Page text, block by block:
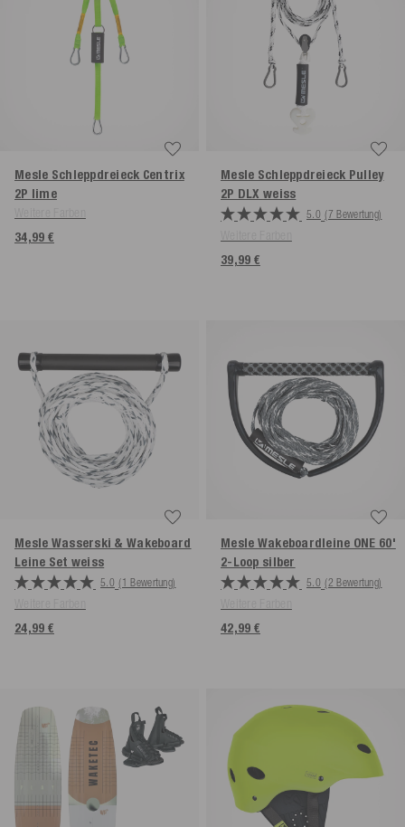
Mesle Schleppdreieck Centrix
2P lime
34,99 €
Mesle Schleppdreieck Pulley
2P DLX weiss
5.0 (7 Bewertung)
39,99 €
Mesle Wasserski & Wakeboard
Leine Set weiss
5.0 (1 Bewertung)
24,99 €
Mesle Wakeboardleine ONE 60'
2-Loop silber
5.0 (2 Bewertung)
42,99 €